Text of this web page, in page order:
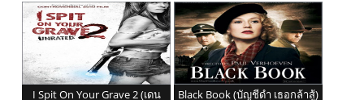
I Spit On Your Grave 2 (เดน Black Book (บัญชีดำ เธอกล้าสู้)